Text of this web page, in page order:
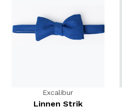
Excalibur
Linnen Strik